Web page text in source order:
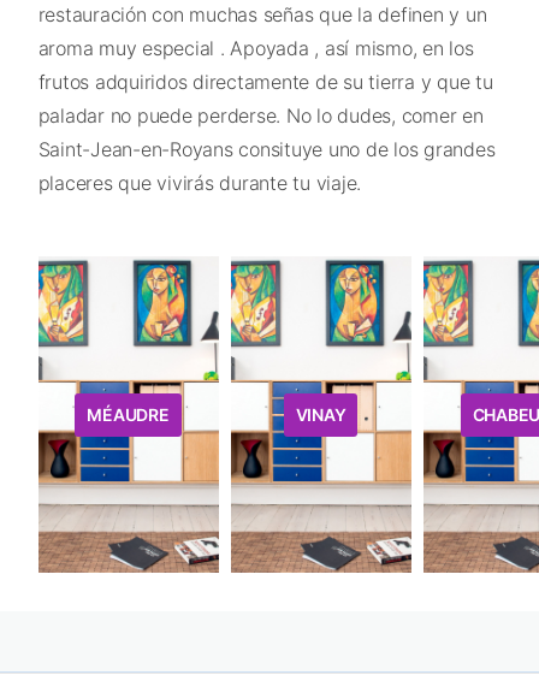
restauración con muchas señas que la definen y un
aroma muy especial . Apoyada , así mismo, en los
frutos adquiridos directamente de su tierra y que tu
paladar no puede perderse. No lo dudes, comer en
Saint-Jean-en-Royans consituye uno de los grandes
placeres que vivirás durante tu viaje.
MÉAUDRE VINAY